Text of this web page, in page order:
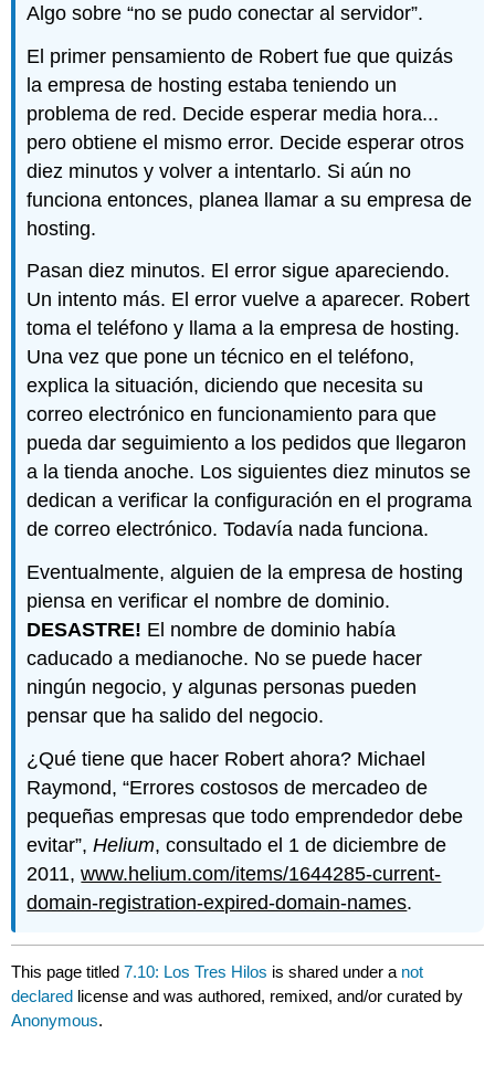
Algo sobre “no se pudo conectar al servidor”.
El primer pensamiento de Robert fue que quizás
la empresa de hosting estaba teniendo un
problema de red. Decide esperar media hora...
pero obtiene el mismo error. Decide esperar otros
diez minutos y volver a intentarlo. Si aún no
funciona entonces, planea llamar a su empresa de
hosting.
Pasan diez minutos. El error sigue apareciendo.
Un intento más. El error vuelve a aparecer. Robert
toma el teléfono y llama a la empresa de hosting.
Una vez que pone un técnico en el teléfono,
explica la situación, diciendo que necesita su
correo electrónico en funcionamiento para que
pueda dar seguimiento a los pedidos que llegaron
a la tienda anoche. Los siguientes diez minutos se
dedican a verificar la configuración en el programa
de correo electrónico. Todavía nada funciona.
Eventualmente, alguien de la empresa de hosting
piensa en verificar el nombre de dominio.
DESASTRE! El nombre de dominio había
caducado a medianoche. No se puede hacer
ningún negocio, y algunas personas pueden
pensar que ha salido del negocio.
¿Qué tiene que hacer Robert ahora? Michael
Raymond, “Errores costosos de mercadeo de
pequeñas empresas que todo emprendedor debe
evitar”,Helium, consultado el 1 de diciembre de
2011,www.helium.com/items/1644285-current-
domain-registration-expired-domain-names.
This page titled7.10: Los Tres Hilos is shared under a not
declared license and was authored, remixed, and/or curated by
Anonymous.